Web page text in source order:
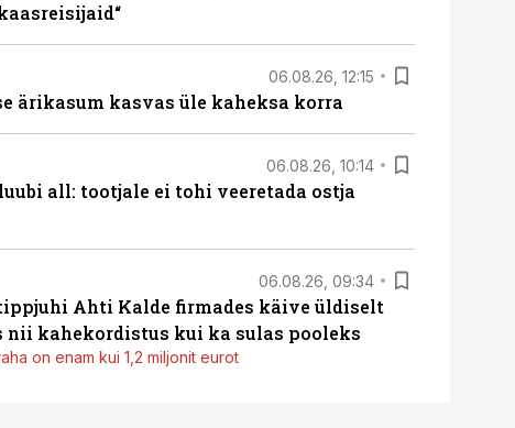
06.08.26, 12:15
ärikasum kasvas üle kaheksa korra
06.08.26, 10:14
all: tootjale ei tohi veeretada ostja
06.08.26, 09:34
Ahti Kalde firmades käive üldiselt
nii kahekordistus kui ka sulas pooleks
on enam kui 1,2 miljonit eurot